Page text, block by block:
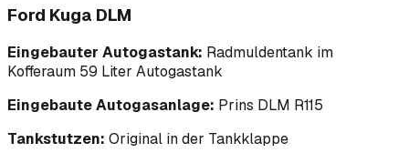
Ford Kuga DLM
Eingebauter Autogastank: Radmuldentank im
Kofferaum 59 Liter Autogastank
Eingebaute Autogasanlage: Prins DLM R115
Tankstutzen: Original in der Tankklappe